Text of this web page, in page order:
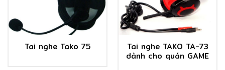
Tai nghe Tako 75
Tai nghe TAKO TA-73
dành cho quán GAME